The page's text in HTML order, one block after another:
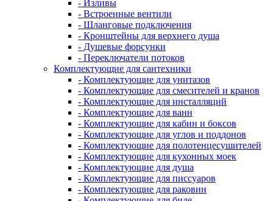
- Изливы
- Встроенные вентили
- Шланговые подключения
- Кронштейны для верхнего душа
- Душевые форсунки
- Переключатели потоков
Комплектующие для сантехники
- Комплектующие для унитазов
- Комплектующие для смесителей и кранов
- Комплектующие для инсталляций
- Комплектующие для ванн
- Комплектующие для кабин и боксов
- Комплектующие для углов и поддонов
- Комплектующие для полотенцесушителей
- Комплектующие для кухонных моек
- Комплектующие для душа
- Комплектующие для писсуаров
- Комплектующие для раковин